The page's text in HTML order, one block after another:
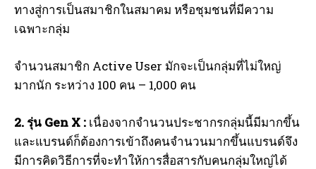
ทางสู่การเป็นสมาชิกในสมาคม หรือชุมชนที่มีความ
เฉพาะกลุ่ม
จำนวนสมาชิก Active User มักจะเป็นกลุ่มที่ไม่ใหญ่
มากนัก ระหว่าง 100 คน – 1,000 คน
2. รุ่น Gen X : เนื่องจากจำนวนประชากรกลุ่มนี้มีมากขึ้น
และแบรนด์ก็ต้องการเข้าถึงคนจำนวนมากขึ้นแบรนด์จึง
มีการคิดวิธีการที่จะทำให้การสื่อสารกับคนกลุ่มใหญ่ได้